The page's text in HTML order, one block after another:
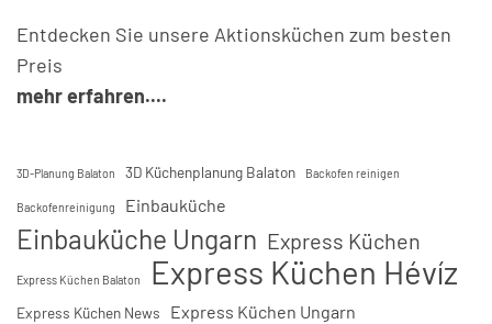
Entdecken Sie unsere Aktionsküchen zum besten
Preis
mehr erfahren....
3D-Planung Balaton 3D Küchenplanung Balaton Backofen reinigen
Backofenreinigung Einbauküche
Einbauküche Ungarn Express Küchen
Express Küchen Balaton Express Küchen Hévíz
Express Küchen News
Express Küchen Ungarn